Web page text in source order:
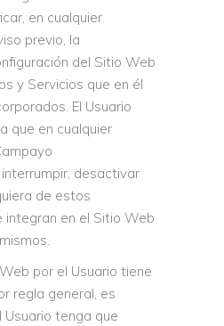
en cualquier
previo, la
del Sitio Web
y Servicios que en él
El Usuario
que en cualquier
desactivar
de estos
integran en el Sitio Web
por el Usuario tiene
regla general, es
tenga que